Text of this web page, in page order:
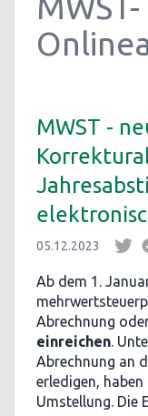
MWST -
05.12.2023
Ab dem 1.
Abrechnung
einreichen.
Abrechnung an
erledigen,
Umstellung. Die